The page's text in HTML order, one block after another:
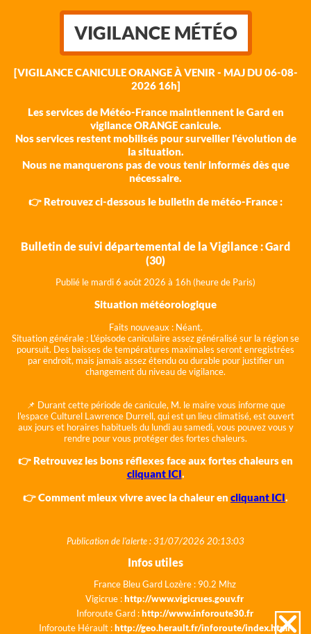
VIGILANCE MÉTÉO
[VIGILANCE CANICULE ORANGE À VENIR - MAJ DU 06-08-
2026 16h]
Les services de Météo-France maintiennent le Gard en
vigilance ORANGE canicule.
Nos services restent mobilisés pour surveiller l'évolution de
la situation.
Nous ne manquerons pas de vous tenir informés dès que
nécessaire.
👉 Retrouvez ci-dessous le bulletin de météo-France :
Bulletin de suivi départemental de la Vigilance : Gard
(30)
Publié le mardi 6 août 2026 à 16h (heure de Paris)
Situation météorologique
Faits nouveaux : Néant.
Situation générale : L'épisode caniculaire assez généralisé sur la région se
poursuit. Des baisses de températures maximales seront enregistrées
par endroit, mais jamais assez étendu ou durable pour justifier un
changement du niveau de vigilance.
📌 Durant cette période de canicule, M. le maire vous informe que
l'espace Culturel Lawrence Durrell, qui est un lieu climatisé, est ouvert
aux jours et horaires habituels du lundi au samedi, vous pouvez vous y
rendre pour vous protéger des fortes chaleurs.
👉 Retrouvez les bons réflexes face aux fortes chaleurs en
cliquant ICI.
👉 Comment mieux vivre avec la chaleur en cliquant ICI.
Publication de l'alerte : 31/07/2026 20:13:03
Infos utiles
France Bleu Gard Lozère : 90.2 Mhz
Vigicrue :http://www.vigicrues.gouv.fr
Inforoute Gard :http://www.inforoute30.fr
Inforoute Hérault :http://geo.herault.fr/inforoute/index.html